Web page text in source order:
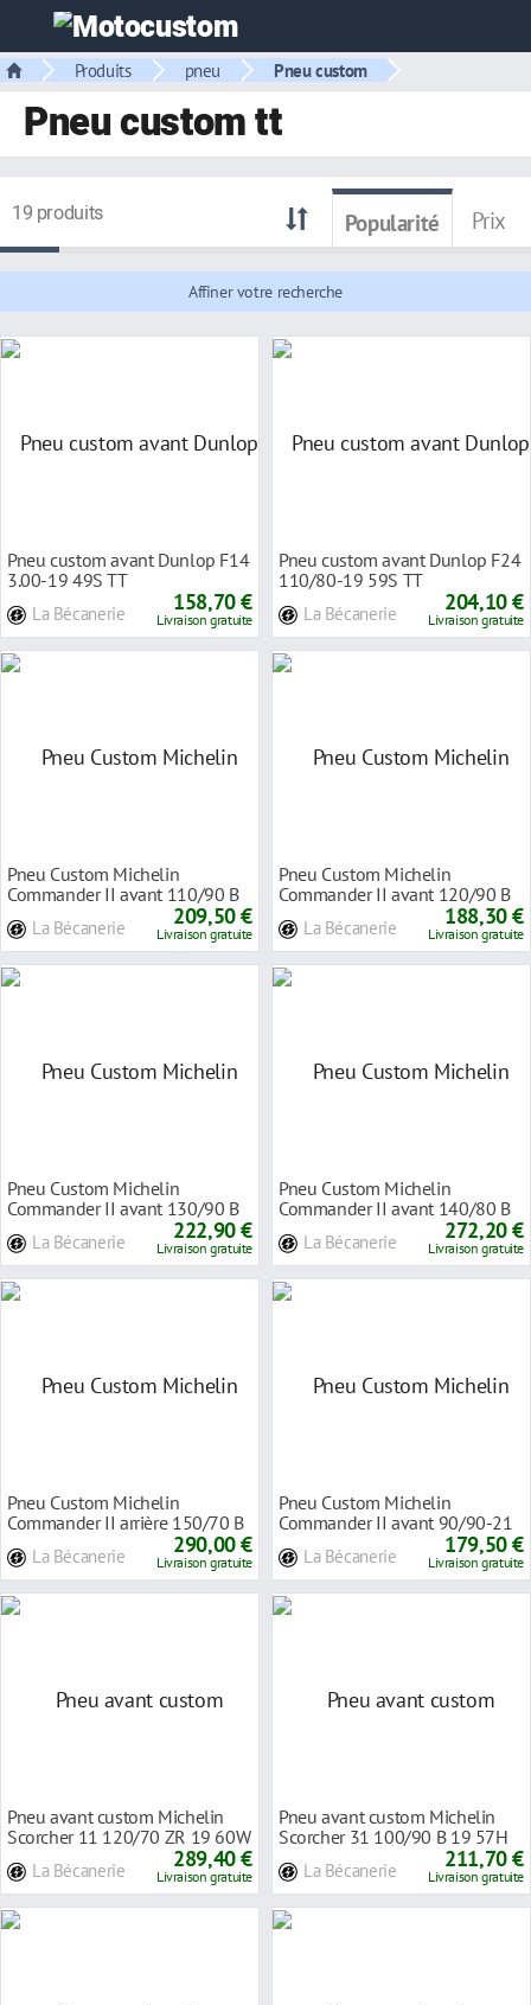
Produits pneu Pneu custom
Pneu custom tt
19 produits Popularité Prix
Affiner votre recherche
Pneu custom avant Dunlop F14
3.00-19 49S TT
La Bécanerie 158,70 €
Livraison gratuite
Pneu custom avant Dunlop F24
110/80-19 59S TT
La Bécanerie 204,10 €
Livraison gratuite
Pneu Custom Michelin
Commander II avant 110/90 B
La Bécanerie 209,50 €
Livraison gratuite
Pneu Custom Michelin
Commander II avant 120/90 B
La Bécanerie 188,30 €
Livraison gratuite
Pneu Custom Michelin
Commander II avant 130/90 B
La Bécanerie 222,90 €
Livraison gratuite
Pneu Custom Michelin
Commander II avant 140/80 B
La Bécanerie 272,20 €
Livraison gratuite
Pneu Custom Michelin
Commander II arrière 150/70 B
La Bécanerie 290,00 €
Livraison gratuite
Pneu Custom Michelin
Commander II avant 90/90-21
La Bécanerie 179,50 €
Livraison gratuite
Pneu avant custom Michelin
Scorcher 11 120/70 ZR 19 60W
La Bécanerie 289,40 €
Livraison gratuite
Pneu avant custom Michelin
Scorcher 31 100/90 B 19 57H
La Bécanerie 211,70 €
Livraison gratuite